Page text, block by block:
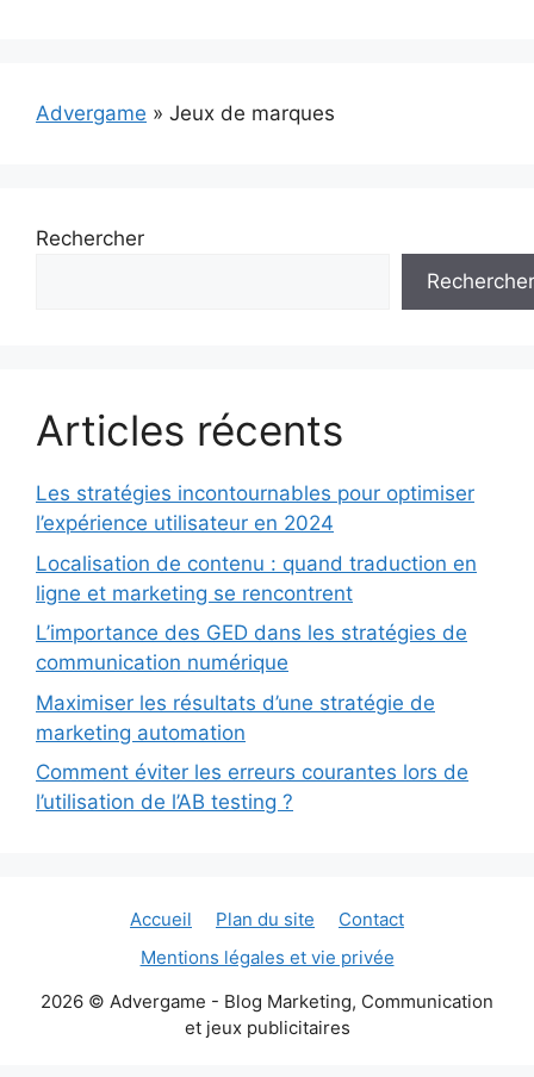
Advergame » Jeux de marques
Rechercher
Rechercher
Articles récents
Les stratégies incontournables pour optimiser
l’expérience utilisateur en 2024
Localisation de contenu : quand traduction en
ligne et marketing se rencontrent
L’importance des GED dans les stratégies de
communication numérique
Maximiser les résultats d’une stratégie de
marketing automation
Comment éviter les erreurs courantes lors de
l’utilisation de l’AB testing ?
Accueil Plan du site
Contact
Mentions légales et vie privée
2026 © Advergame - Blog Marketing, Communication
et jeux publicitaires